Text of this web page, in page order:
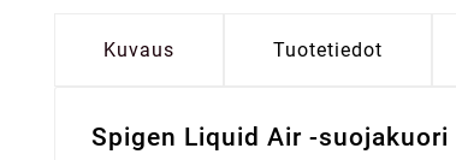
Kuvaus Tuotetiedot
Spigen Liquid Air -suojakuori